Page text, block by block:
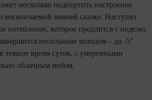
несколько подпортить настроение
нескончаемой зимней сказке. Наступит
потепление, которое продлится с неделю.
несильным холодом – до -5°
темное время суток, с умеренными
облачным небом.